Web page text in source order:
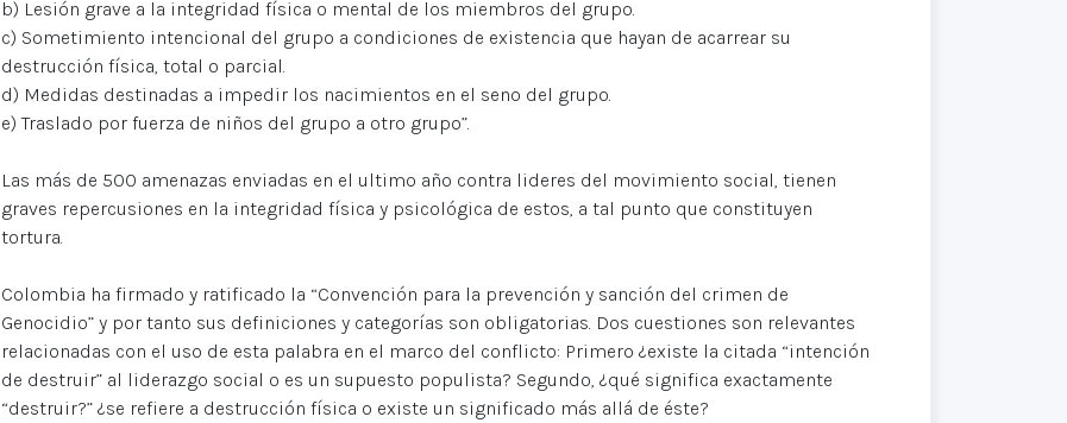
b) Lesión grave a la integridad física o mental de los miembros del grupo.
c) Sometimiento intencional del grupo a condiciones de existencia que hayan de acarrear su
destrucción física, total o parcial.
d) Medidas destinadas a impedir los nacimientos en el seno del grupo.
e) Traslado por fuerza de niños del grupo a otro grupo”.
Las más de 500 amenazas enviadas en el ultimo año contra lideres del movimiento social, tienen
graves repercusiones en la integridad física y psicológica de estos, a tal punto que constituyen
tortura.
Colombia ha firmado y ratificado la “Convención para la prevención y sanción del crimen de
Genocidio” y por tanto sus definiciones y categorías son obligatorias. Dos cuestiones son relevantes
relacionadas con el uso de esta palabra en el marco del conflicto: Primero ¿existe la citada “intención
de destruir” al liderazgo social o es un supuesto populista? Segundo, ¿qué significa exactamente
“destruir?” ¿se refiere a destrucción física o existe un significado más allá de éste?